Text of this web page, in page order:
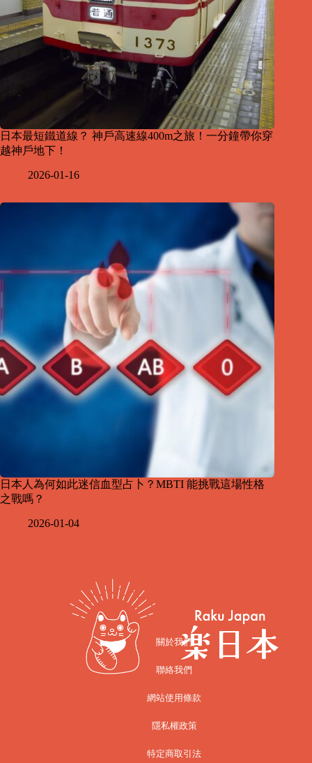
日本最短鐵道線？ 神戶高速線400m之旅！一分鐘帶你穿
越神戶地下！
2026-01-16
日本人為何如此迷信血型占卜？MBTI 能挑戰這場性格
之戰嗎？
2026-01-04
關於我們
聯絡我們
網站使用條款
隱私權政策
特定商取引法